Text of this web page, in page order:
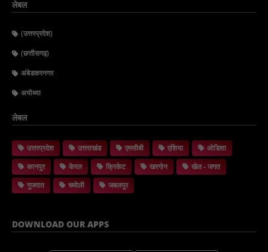
लेबल
(उत्तरप्रदेश)
(छत्तीसगढ़)
अंबेडकरनगर
अयोध्या
लेबल
उत्तरप्रदेश उत्तराखंड एमसीबी एशिया
ओडिशा
कानपुर
केरल क्रिकेट खरगोन
खेल - जगत
गुजरात
चमोली जबलपुर
DOWNLOAD OUR APPS